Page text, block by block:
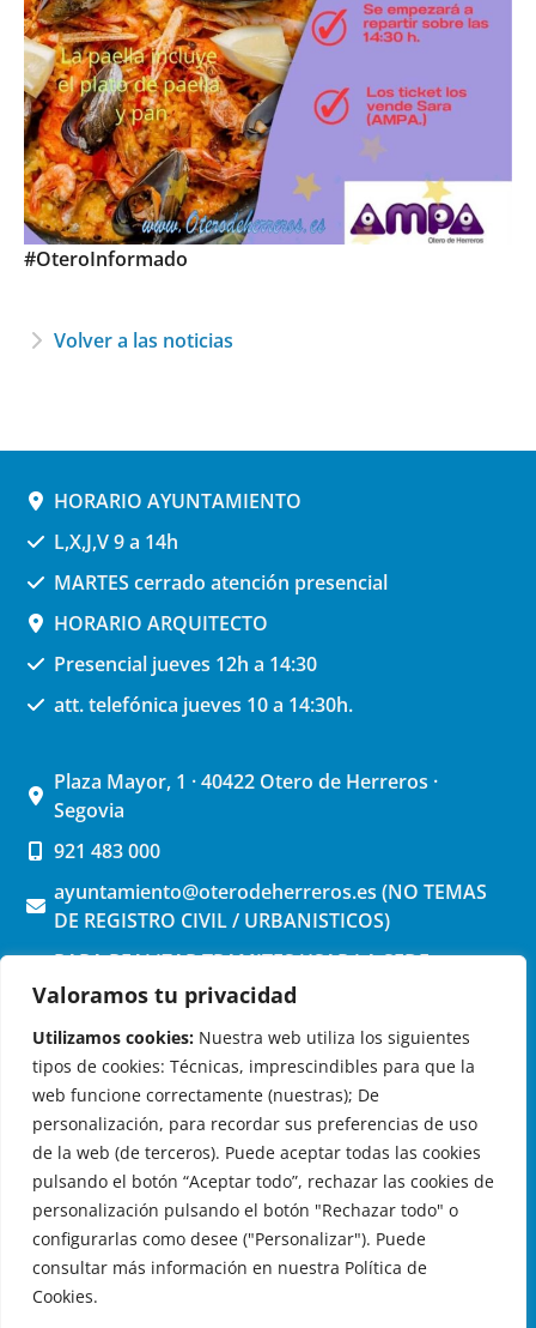
Valoramos tu privacidad
Utilizamos cookies: Nuestra web utiliza los siguientes
tipos de cookies: Técnicas, imprescindibles para que la
web funcione correctamente (nuestras); De
personalización, para recordar sus preferencias de uso
de la web (de terceros). Puede aceptar todas las cookies
pulsando el botón “Aceptar todo”, rechazar las cookies de
personalización pulsando el botón "Rechazar todo" o
configurarlas como desee ("Personalizar"). Puede
consultar más información en nuestra Política de
Cookies.
#OteroInformado
Volver a las noticias
HORARIO AYUNTAMIENTO
L,X,J,V 9 a 14h
MARTES cerrado atención presencial
HORARIO ARQUITECTO
Presencial jueves 12h a 14:30
att. telefónica jueves 10 a 14:30h.
Plaza Mayor, 1 · 40422 Otero de Herreros ·
Segovia
921 483 000
ayuntamiento@oterodeherreros.es (NO TEMAS
DE REGISTRO CIVIL / URBANISTICOS)
PARA REALIZAR TRAMITES USAR LA SEDE
ELECTRONICA (pinchar aquí)
OTERO DE HERREROS EN LAS REDES
© 2026 Ayuntamiento de Otero de Herreros